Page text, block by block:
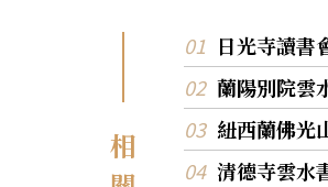
相
日光寺讀
蘭陽別院雲
紐西蘭佛光
清德寺雲水